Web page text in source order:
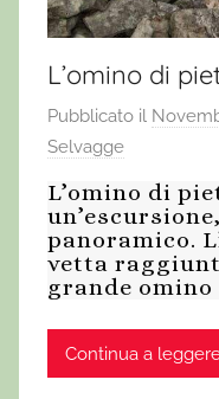
L’omino di
Pubblicato il
Selvagge
L’omino di
panoramico.
vetta
grande omino
Continua a